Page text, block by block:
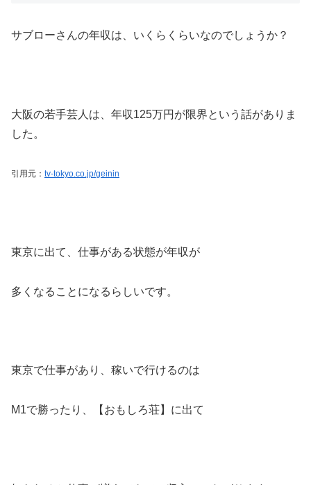
サブローさんの年収は、いくらくらいなのでしょうか？
大阪の若手芸人は、年収125万円が限界という話がありま
した。
引用元： tv-tokyo.co.jp/geinin
東京に出て、仕事がある状態が年収が
多くなることになるらしいです。
東京で仕事があり、稼いで行けるのは
M1で勝ったり、【おもしろ荘】に出て